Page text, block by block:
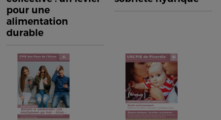
pour une
alimentation
durable